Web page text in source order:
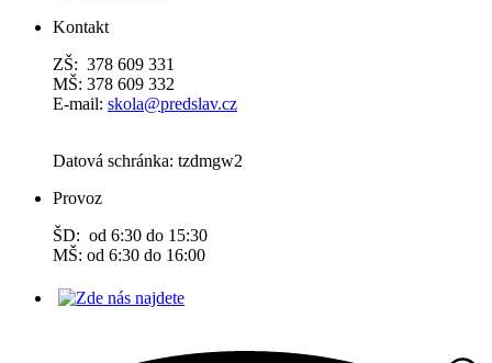
Kontakt
ZŠ: 378 609 331
MŠ: 378 609 332
E-mail: skola@predslav.cz
Datová schránka: tzdmgw2
Provoz
ŠD: od 6:30 do 15:30
MŠ: od 6:30 do 16:00